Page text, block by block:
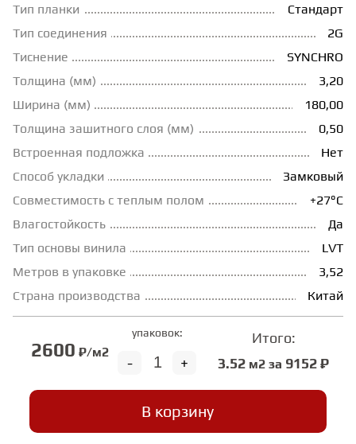
ГРУНТОВКИ
ТЕПЛЫЙ ПОЛ
ЭКОМАССИВ
МАССИВНАЯ ДОСКА
ИСКУССТВЕННАЯ ТРАВА
ИНЖЕНЕРНЫЙ МОДУЛЬ
ФАНЕРА
Тип планки
Стандарт
Тип соединения
2G
Тиснение
SYNCHRO
Толщина (мм)
3,20
Ширина (мм)
180,00
Толщина зашитного слоя (мм)
0,50
Встроенная подложка
Нет
Способ укладки
Замковый
Совместимость с теплым полом
+27°С
Влагостойкость
Да
Тип основы винила
LVT
Метров в упаковке
3,52
Страна производства
Китай
2600 ₽/м2
упаковок:
+
-
Итого:
3.52 м2 за 9152 ₽
В корзину